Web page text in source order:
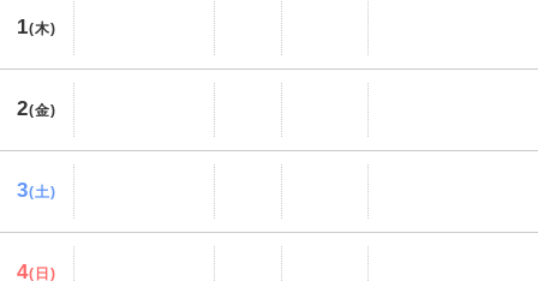
1(木)
2(金)
3(土)
4(日)